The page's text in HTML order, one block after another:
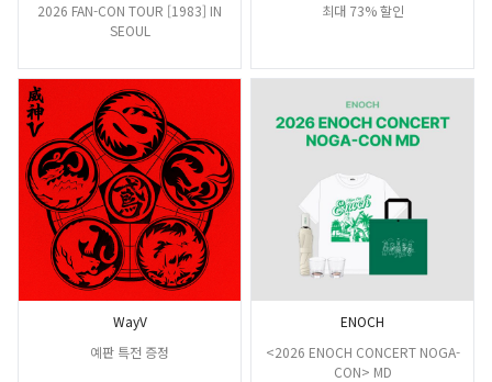
2026 FAN-CON TOUR [1983] IN
SEOUL
최대 73% 할인
WayV
예판 특전 증정
ENOCH
<2026 ENOCH CONCERT NOGA-
CON> MD